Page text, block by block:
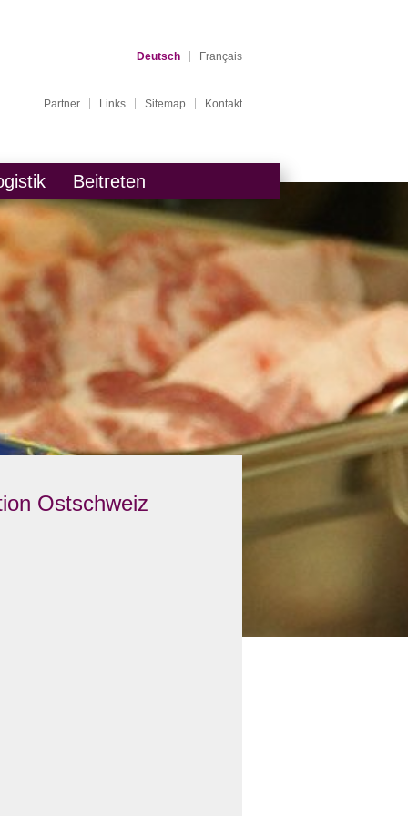
Deutsch Français
Partner Links Sitemap Kontakt
Beitreten
Ostschweiz